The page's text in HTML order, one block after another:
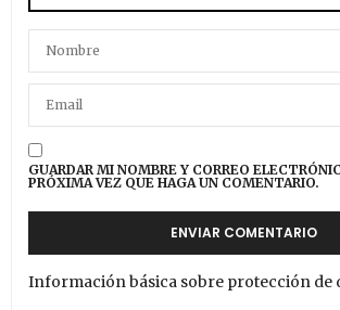
GUARDAR MI NOMBRE Y CORREO
PRÓXIMA VEZ QUE HAGA UN COMENTARIO.
Información básica sobre protección de